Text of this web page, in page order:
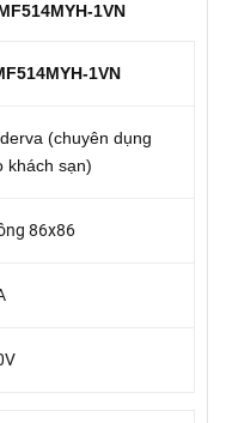
1VN
1VN
(chuyên dụng
khách sạn)
86x86